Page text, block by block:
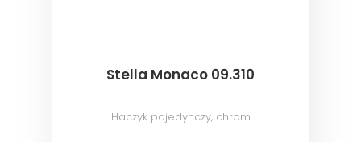
Stella Monaco 09.310
Haczyk pojedynczy, chrom